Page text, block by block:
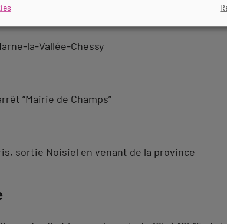
la-Vallée-Chessy
“Mairie de Champs”
sortie Noisiel en venant de la province